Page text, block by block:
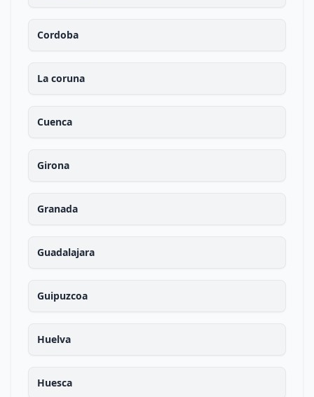
Cordoba
La coruna
Cuenca
Girona
Granada
Guadalajara
Guipuzcoa
Huelva
Huesca